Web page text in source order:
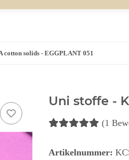
cotton solids - EGGPLANT 051
Uni stoffe -
(1
Artikelnummer: